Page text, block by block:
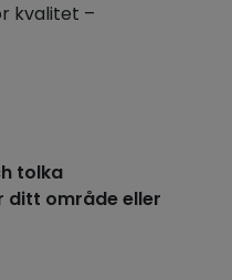
kvalitet –
tolka
ditt område eller